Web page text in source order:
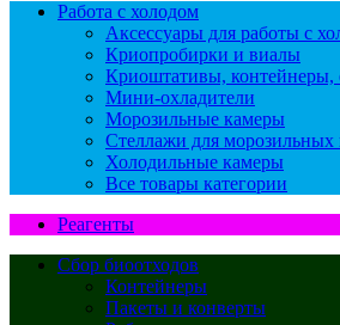
Работа с холодом
Аксессуары для работы с
Криопробирки и виалы
Криоштативы, контейнеры,
Мини-охладители
Морозильные камеры
Стеллажи для морозильных
Холодильные камеры
Все товары категории
Реагенты
Сбор биоотходов
Контейнеры
Пакеты и конверты